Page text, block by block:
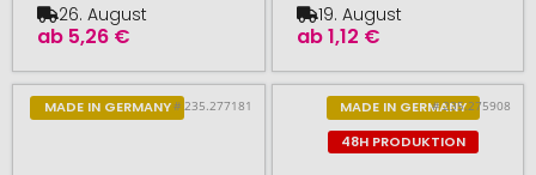
ab 5,26 €
26. August
ab1,12 €
19. August
MADE IN GERMANY# 235.277181
MADE IN GERMANY
48H PRODUKTION
# 235.275908